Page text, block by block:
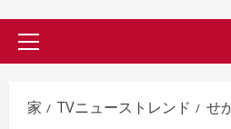
プ
イ
マ
家 TVニューストレンド せ